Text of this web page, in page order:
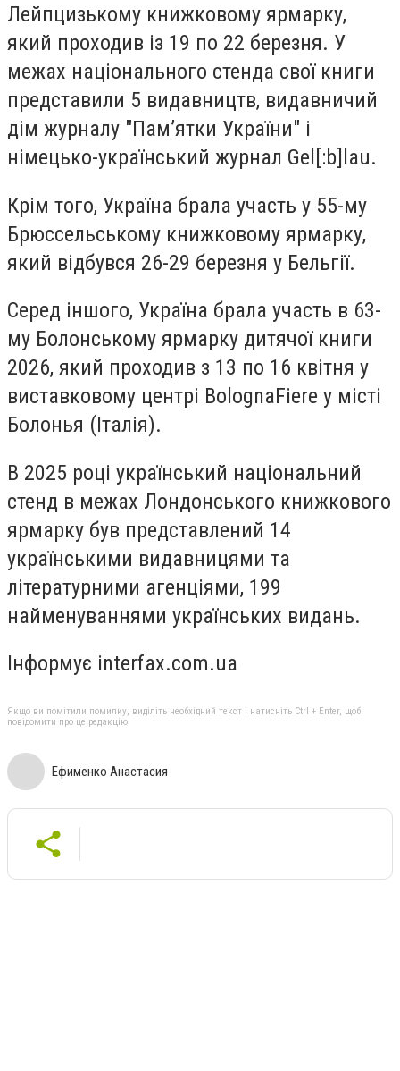
Лейпцизькому книжковому ярмарку,
який проходив із 19 по 22 березня. У
межах національного стенда свої книги
представили 5 видавництв, видавничий
дім журналу "Пам’ятки України" і
німецько-український журнал Gel[:b]lau.
Крім того, Україна брала участь у 55-му
Брюссельському книжковому ярмарку,
який відбувся 26-29 березня у Бельгії.
Серед іншого, Україна брала участь в 63-
му Болонському ярмарку дитячої книги
2026, який проходив з 13 по 16 квітня у
виставковому центрі BolognaFiere у місті
Болонья (Італія).
В 2025 році український національний
стенд в межах Лондонського книжкового
ярмарку був представлений 14
українськими видавницями та
літературними агенціями, 199
найменуваннями українських видань.
Інформує interfax.com.ua
Якщо ви помітили помилку, виділіть необхідний текст і натисніть Ctrl + Enter, щоб
повідомити про це редакцію
Ефименко Анастасия